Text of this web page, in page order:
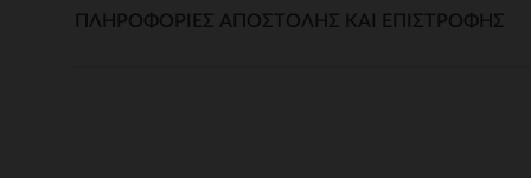
ΠΛΗΡΟΦΟΡΊΕΣ ΑΠΟΣΤΟΛΉΣ ΚΑΙ ΕΠΙΣΤΡΟΦΉΣ